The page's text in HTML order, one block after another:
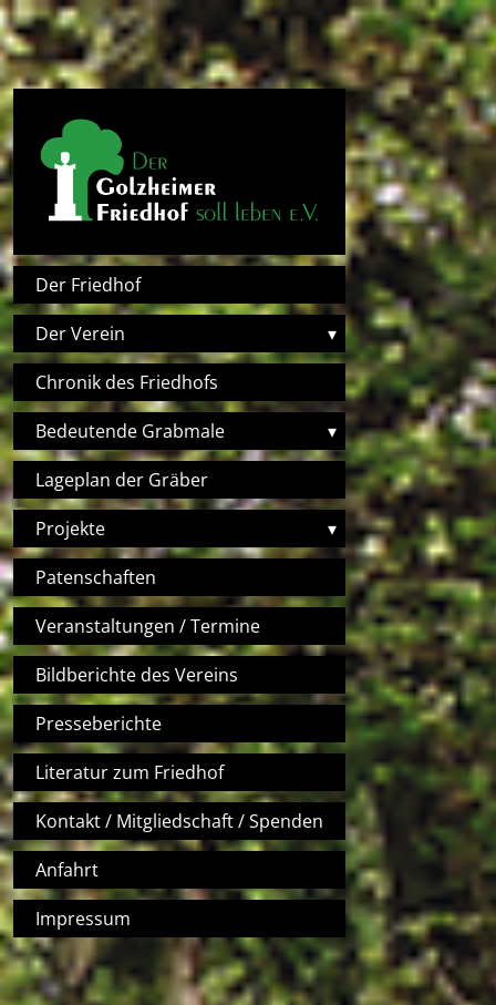
Direkt zum Inhalt
Hauptnavigation
Der Friedhof
Der Verein
▾
Chronik des Friedhofs
Bedeutende Grabmale
▾
Lageplan der Gräber
Projekte
▾
Patenschaften
Veranstaltungen / Termine
Bildberichte des Vereins
Presseberichte
Literatur zum Friedhof
Kontakt / Mitgliedschaft / Spenden
Anfahrt
Impressum